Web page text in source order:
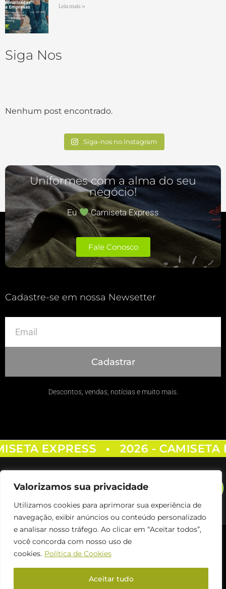
Valorizamos sua privacidade
Utilizamos cookies para aprimorar sua experiência de
navegação, exibir anúncios ou conteúdo personalizado
e analisar nosso tráfego. Ao clicar em “Aceitar todos”,
você concorda com nosso uso de
cookies. Política de Cookies
Aceitar tudo
Leia mais »
Siga Nos
Nenhum post encontrado.
Siga-nos no Instagram
Uniformes com a alma do seu
negócio!​
Eu Camiseta Express
Fale Conosco
Cadastre-se em nossa Newsetter
Cadastrar
Descontos, vendas, notícias e muito mais.
EXPRESS 2026 - CAMISETA
Siga Nos
© 2026 Todos Os Direitos Reservados A